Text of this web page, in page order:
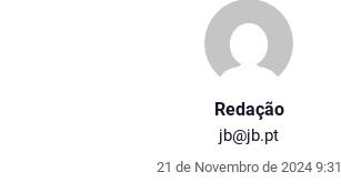
Redação
jb@jb.pt
21 de Novembro de 2024 9:31